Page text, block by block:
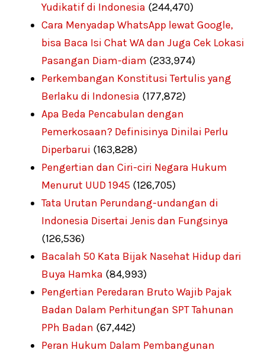
Yudikatif di Indonesia (244,470)
Cara Menyadap WhatsApp lewat Google,
bisa Baca Isi Chat WA dan Juga Cek Lokasi
Pasangan Diam-diam (233,974)
Perkembangan Konstitusi Tertulis yang
Berlaku di Indonesia (177,872)
Apa Beda Pencabulan dengan
Pemerkosaan? Definisinya Dinilai Perlu
Diperbarui (163,828)
Pengertian dan Ciri-ciri Negara Hukum
Menurut UUD 1945 (126,705)
Tata Urutan Perundang-undangan di
Indonesia Disertai Jenis dan Fungsinya
(126,536)
Bacalah 50 Kata Bijak Nasehat Hidup dari
Buya Hamka (84,993)
Pengertian Peredaran Bruto Wajib Pajak
Badan Dalam Perhitungan SPT Tahunan
PPh Badan (67,442)
Peran Hukum Dalam Pembangunan